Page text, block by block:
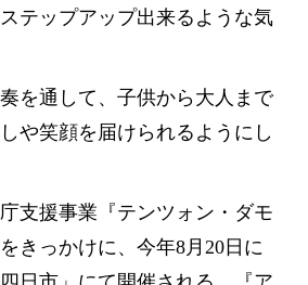
テップアップ出来るような気
を通して、子供から大人まで
や笑顔を届けられるようにし
支援事業『テンツォン・ダモ
きっかけに、今年8月20日に